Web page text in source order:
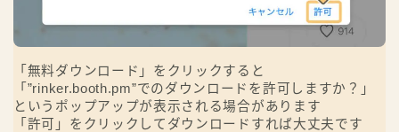
「無料ダウンロード」をクリックすると
「”rinker.booth.pm”でのダウンロードを許可しますか？」
というポップアップが表示される場合があります
「許可」をクリックしてダウンロードすれば大丈夫です